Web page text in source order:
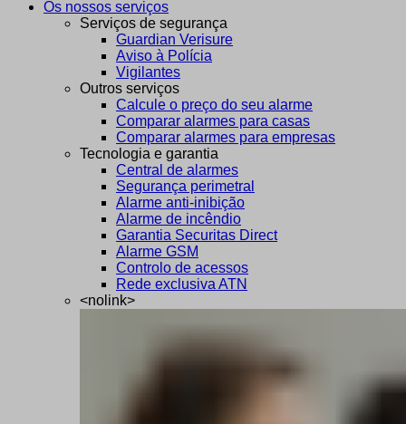
Os nossos serviços
Serviços de segurança
Guardian Verisure
Aviso à Polícia
Vigilantes
Outros serviços
Calcule o preço do seu alarme
Comparar alarmes para casas
Comparar alarmes para empresas
Tecnologia e garantia
Central de alarmes
Segurança perimetral
Alarme anti-inibição
Alarme de incêndio
Garantia Securitas Direct
Alarme GSM
Controlo de acessos
Rede exclusiva ATN
<nolink>